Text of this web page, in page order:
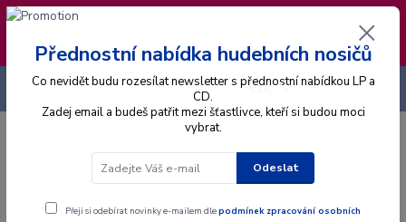
❣️ Od 4.8. do 13.8. čerpám dovolenou. Datum
expedice objednávek se posouvá na pátek
14.8.2026 🐋
Menu
CZK
+420 725 736 293
Přednostní nabídka hudebních nosičů
Co nevidět budu rozesílat newsletter s přednostní nabídkou LP a
CD.
Zadej email a budeš patřit mezi šťastlivce, kteří si budou moci
vybrat.
Odeslat
Přeji si odebírat novinky e-mailem dlepodmínek zpracování osobních